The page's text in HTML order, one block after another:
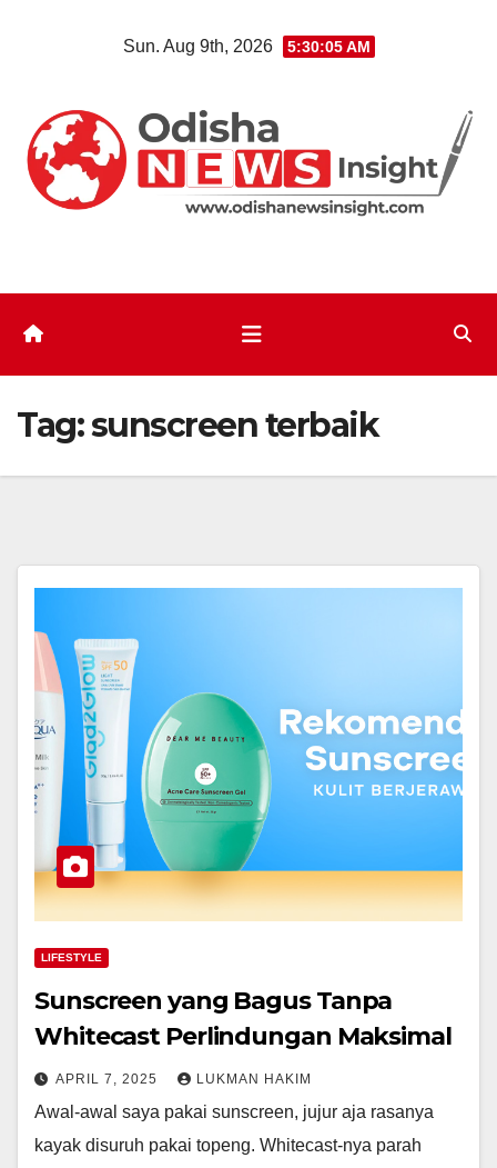
Sun. Aug 9th, 2026 5:30:05 AM
Tag:sunscreen terbaik
LIFESTYLE
Sunscreen yang Bagus Tanpa
Whitecast Perlindungan Maksimal
APRIL 7, 2025 LUKMAN HAKIM
Awal-awal saya pakai sunscreen, jujur aja rasanya
kayak disuruh pakai topeng. Whitecast-nya parah